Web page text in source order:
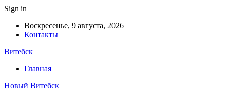
Sign in
Воскресенье, 9 августа, 2026
Контакты
Витебск
Главная
Новый Витебск